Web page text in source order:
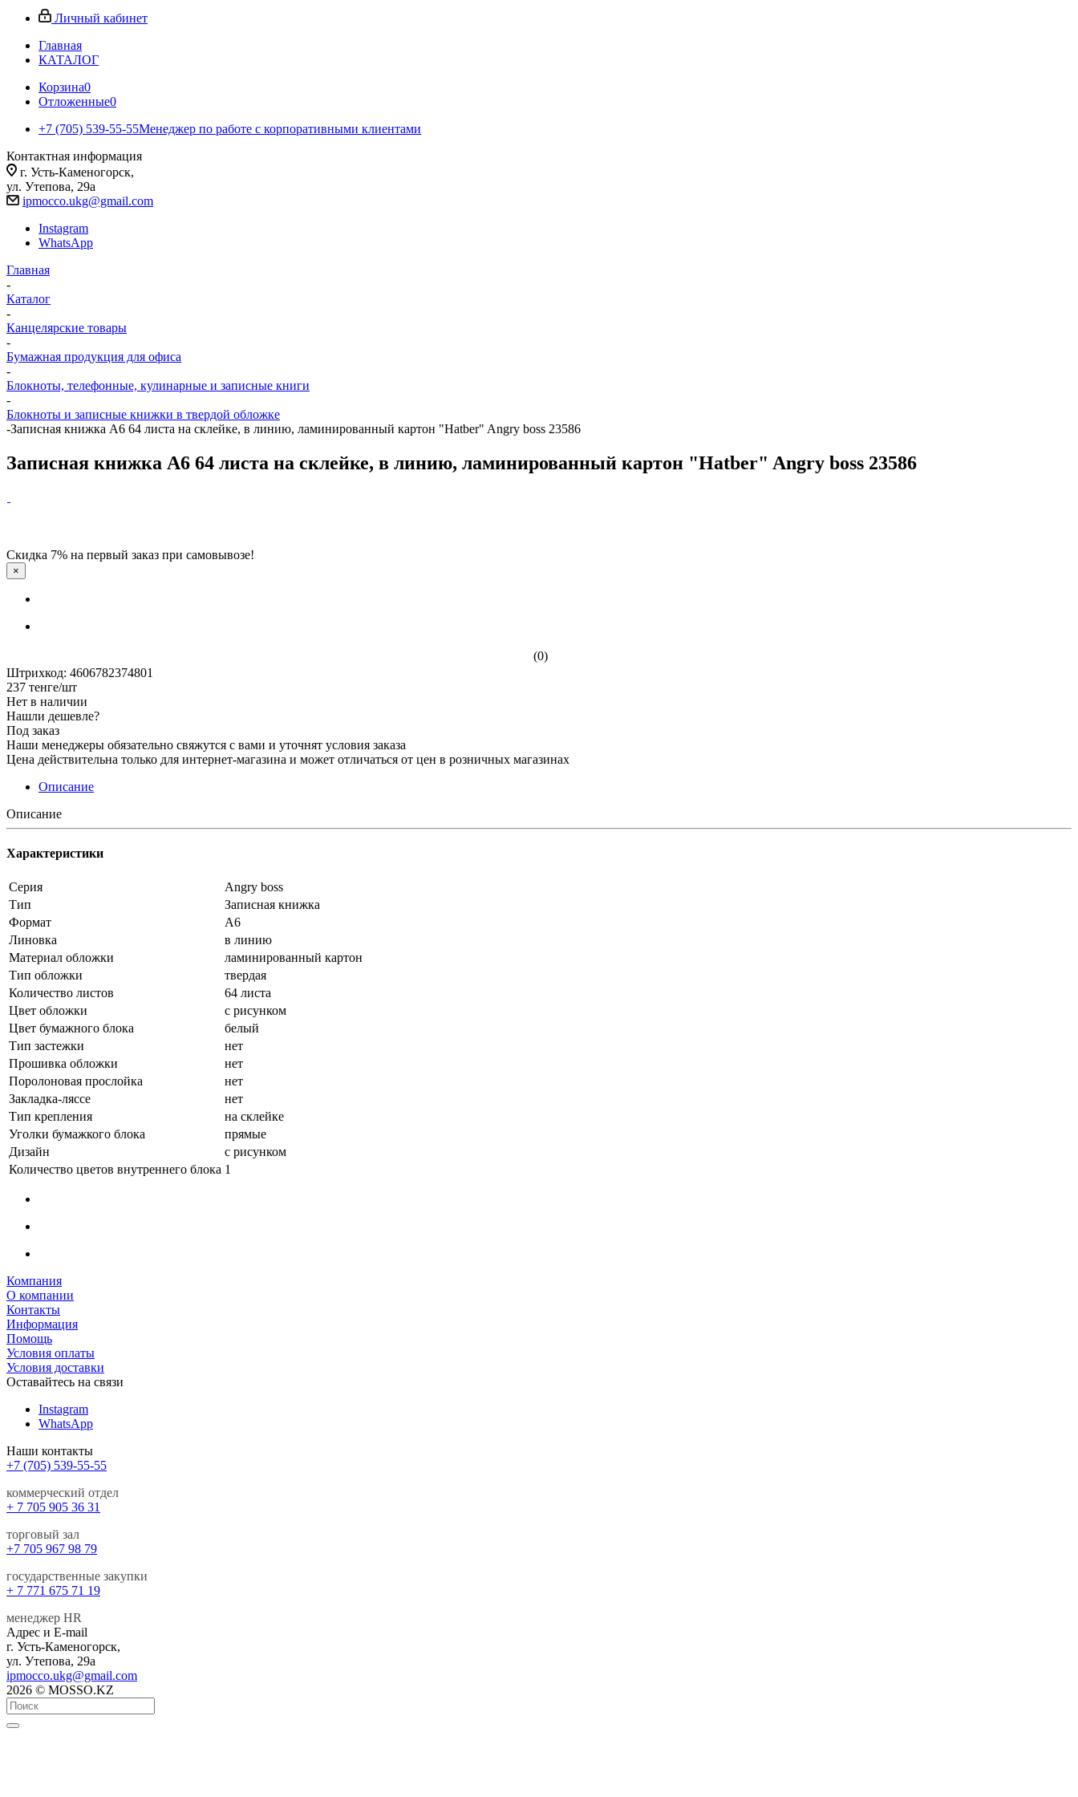
Личный кабинет
Главная
КАТАЛОГ
Корзина0
Отложенные0
+7 (705) 539-55-55Менеджер по работе с корпоративными клиентами
Контактная информация
г. Усть-Каменогорск,
ул. Утепова, 29а
ipmocco.ukg@gmail.com
Instagram
WhatsApp
Главная
-
Каталог
-
Канцелярские товары
-
Бумажная продукция для офиса
-
Блокноты, телефонные, кулинарные и записные книги
-
Блокноты и записные книжки в твердой обложке
-Записная книжка А6 64 листа на склейке, в линию, ламинированный картон "Hatber" Angry boss 23586
Записная книжка А6 64 листа на склейке, в линию, ламинированный картон "Hatber" Angry boss 23586
Скидка 7% на первый заказ при самовывозе!
×
(0)
Штрихкод: 4606782374801
237 тенге/шт
Нет в наличии
Нашли дешевле?
Под заказ
Наши менеджеры обязательно свяжутся с вами и уточнят условия заказа
Цена действительна только для интернет-магазина и может отличаться от цен в розничных магазинах
Описание
Описание
Характеристики
Серия
Angry boss
Тип
Записная книжка
Формат
А6
Линовка
в линию
Материал обложки
ламинированный картон
Тип обложки
твердая
Количество листов
64 листа
Цвет обложки
с рисунком
Цвет бумажного блока
белый
Тип застежки
нет
Прошивка обложки
нет
Поролоновая прослойка
нет
Закладка-ляссе
нет
Тип крепления
на склейке
Уголки бумажкого блока
прямые
Дизайн
с рисунком
Количество цветов внутреннего блока 1
Компания
О компании
Контакты
Информация
Помощь
Условия оплаты
Условия доставки
Оставайтесь на связи
Instagram
WhatsApp
Наши контакты
+7 (705) 539-55-55
коммерческий отдел
+ 7 705 905 36 31
торговый зал
+7 705 967 98 79
государственные закупки
+ 7 771 675 71 19
менеджер HR
Адрес и E-mail
г. Усть-Каменогорск,
ул. Утепова, 29а
ipmocco.ukg@gmail.com
2026 © MOSSO.KZ